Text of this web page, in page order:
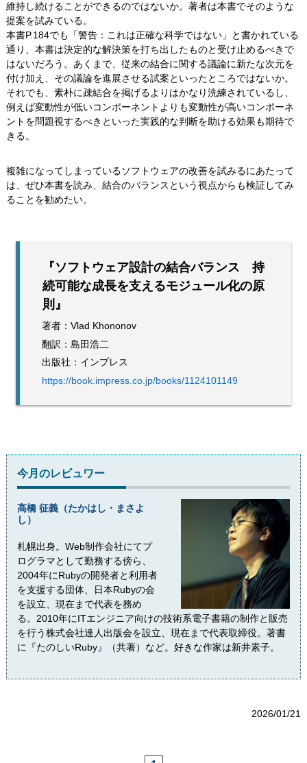
維持し続けることができるのではないか。著者は本書でそのような
提案を試みている。
本書P.184でも「警告：これは正確な科学ではない」と書かれている
通り、本書は決定的な解決策を打ち出したものと受け止めるべきで
はないだろう。あくまで、従来の結合に関する議論に新たな次元を
付け加え、その議論を進展させる試案といったところではないか。
それでも、素朴に疎結合を掲げるよりはかなり洗練されているし、
例えば変動性が低いコンポーネントよりも変動性が高いコンポーネ
ントを問題視するべきといった実践的な判断を助ける効果も期待で
きる。
複雑になってしまっているソフトウェアの改善を試みるにあたって
は、ぜひ本書を読み、結合のバランスという視点からも検証してみ
ることを勧めたい。
『ソフトウェア設計の結合バランス 持
続可能な成長を支えるモジュール化の原
則』
著者：Vlad Khononov
翻訳：島田浩二
出版社：インプレス
https://book.impress.co.jp/books/1124101149
今月のレビュワー
高橋 征義（たかはし・まさよ
し）
札幌出身。Web制作会社にてプ
ログラマとして勤務する傍ら、
2004年にRubyの開発者と利用者
を支援する団体、日本Rubyの会
を設立、現在まで代表を務め
る。2010年にITエンジニア向けの技術系電子書籍の制作と販売
を行う株式会社達人出版会を設立、現在まで代表取締役。著書
に『たのしいRuby』（共著）など。好きな作家は新井素子。
2026/01/21